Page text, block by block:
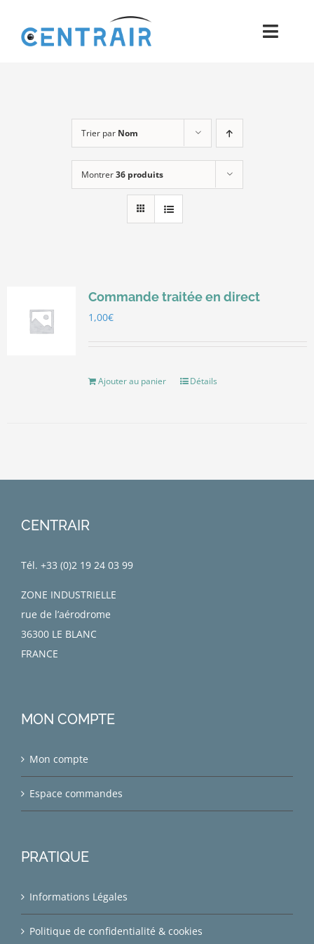
contenu
Moyens
Pièces
Process
Trier par Nom
Montrer36 produits
Commande traitée en direct
1,00€
Ajouter au panier Détails
CENTRAIR
Tél. +33 (0)2 19 24 03 99
ZONE INDUSTRIELLE
rue de l’aérodrome
36300 LE BLANC
FRANCE
MON COMPTE
Mon compte
Espace commandes
PRATIQUE
Informations Légales
Politique de confidentialité & cookies